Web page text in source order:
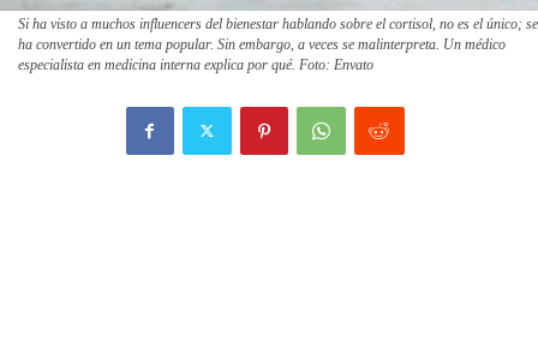
Si ha visto a muchos influencers del bienestar hablando sobre el cortisol, no es el único; se
ha convertido en un tema popular. Sin embargo, a veces se malinterpreta. Un médico
especialista en medicina interna explica por qué. Foto: Envato